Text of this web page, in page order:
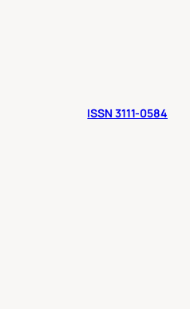
ISSN 3111-0584